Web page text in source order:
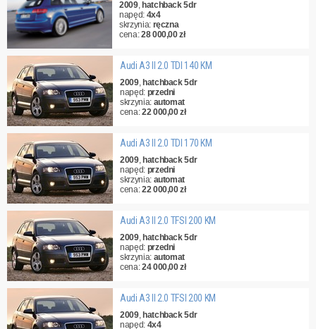
2009, hatchback 5dr
napęd: 4x4
skrzynia: ręczna
cena:28 000,00 zł
Audi A3 II 2.0 TDI 140 KM
2009, hatchback 5dr
napęd: przedni
skrzynia: automat
cena:22 000,00 zł
Audi A3 II 2.0 TDI 170 KM
2009, hatchback 5dr
napęd: przedni
skrzynia: automat
cena:22 000,00 zł
Audi A3 II 2.0 TFSI 200 KM
2009, hatchback 5dr
napęd: przedni
skrzynia: automat
cena:24 000,00 zł
Audi A3 II 2.0 TFSI 200 KM
2009, hatchback 5dr
napęd: 4x4